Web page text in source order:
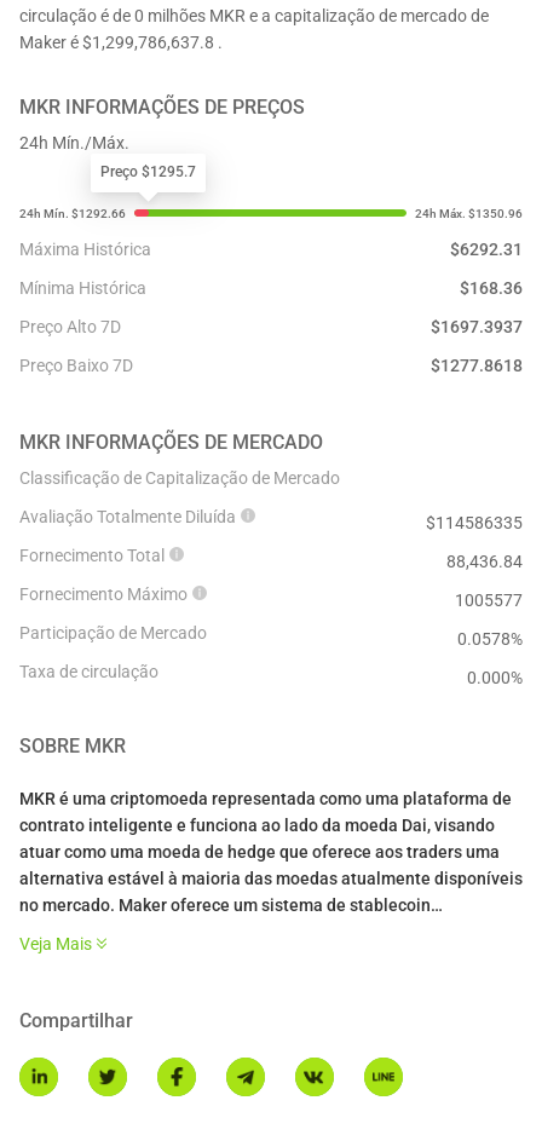
circulação é de 0 milhões MKR e a capitalização de mercado de
Maker é $1,299,786,637.8 .
MKR INFORMAÇÕES DE PREÇOS
24h Mín./Máx.
Preço $1295.7
Máxima Histórica $6292.31
Mínima Histórica
$168.36
Preço Alto 7D
$1697.3937
Preço Baixo 7D
$1277.8618
MKR INFORMAÇÕES DE MERCADO
Classificação de Capitalização de Mercado
Avaliação Totalmente Diluída
$114586335
Fornecimento Total
88,436.84
Fornecimento Máximo
1005577
Participação de Mercado
0.0578%
Taxa de circulação
0.000%
SOBRE MKR
MKR é uma criptomoeda representada como uma plataforma de
contrato inteligente e funciona ao lado da moeda Dai, visando
atuar como uma moeda de hedge que oferece aos traders uma
alternativa estável à maioria das moedas atualmente disponíveis
no mercado. Maker oferece um sistema de stablecoin
Ethereum. Fundada há quase três anos, a MakerDao é liderada
Maker é uma nova entrante no mercado e não é um projeto muito
mais pessoas após ter subido 40%, e é uma das moedas que se
destacou durante os recentes picos e vales.
Veja Mais
Compartilhar